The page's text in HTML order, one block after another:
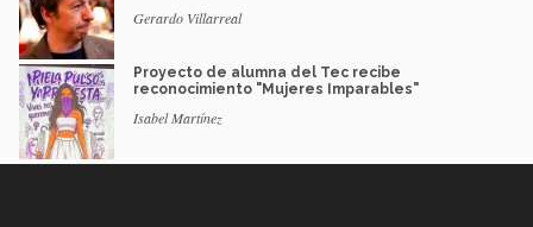
Gerardo Villarreal
Proyecto de alumna del Tec recibe
reconocimiento "Mujeres Imparables"
Isabel Martínez